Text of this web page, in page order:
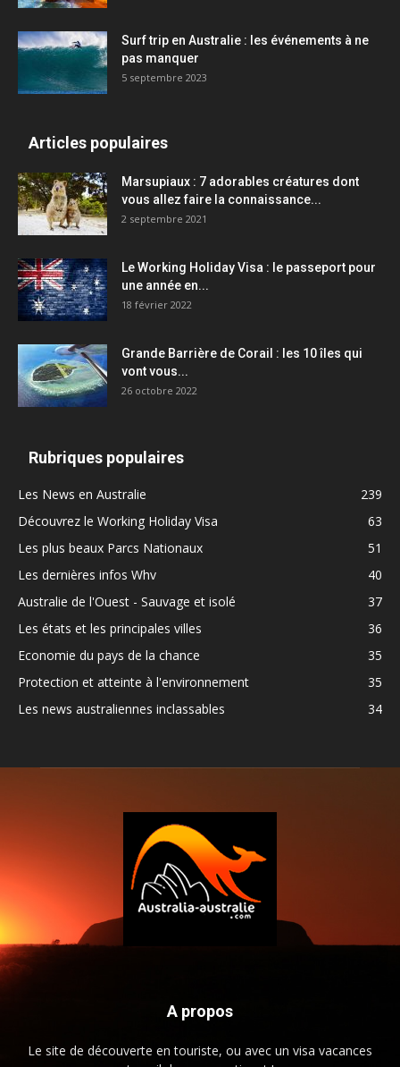
Surf trip en Australie : les événements à ne
pas manquer
5 septembre 2023
Articles populaires
Marsupiaux : 7 adorables créatures dont
vous allez faire la connaissance...
2 septembre 2021
Le Working Holiday Visa : le passeport pour
une année en...
18 février 2022
Grande Barrière de Corail : les 10 îles qui
vont vous...
26 octobre 2022
Rubriques populaires
Les News en Australie
239
Découvrez le Working Holiday Visa
63
Les plus beaux Parcs Nationaux
51
Les dernières infos Whv
40
Australie de l'Ouest - Sauvage et isolé
37
Les états et les principales villes
36
Economie du pays de la chance
35
Protection et atteinte à l'environnement
35
Les news australiennes inclassables
34
A propos
Le site de découverte en touriste, ou avec un visa vacances